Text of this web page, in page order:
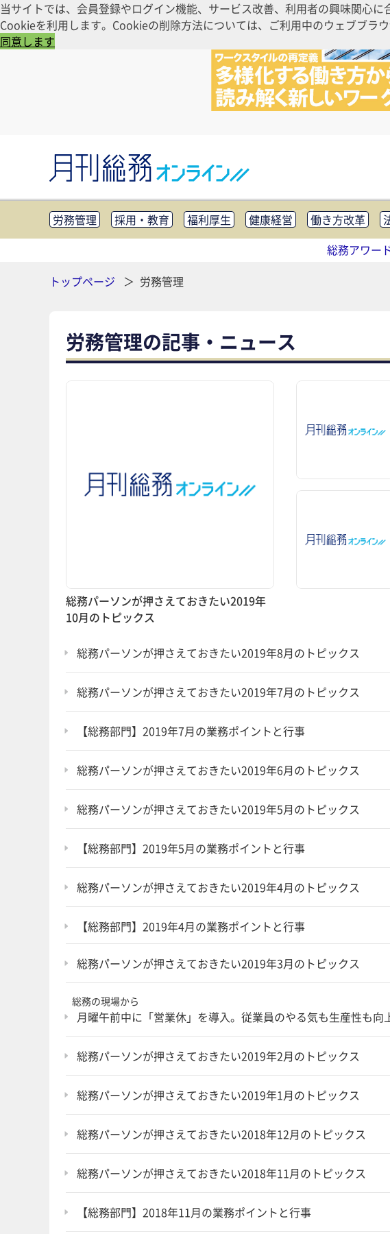
当サイトでは、会員登録やログイン機能、サービス改善、利用者の興味関心
Cookieを利用します。Cookieの削除方法については、ご利用中のウェブブラ
同意します
労務管理 採用・教育 福利厚生 健康経営 働き方改革
知財管理
リスクマネジメント・BCP 社外・社内広報 社外
助成金・補助金・コスト
総務アワー
トップページ
労務管理
労務管理の記事・ニュース
総務パーソンが押さえておきたい2019年
10月のトピックス
総務パーソンが押さえておきたい2019年8月のトピックス
総務パーソンが押さえておきたい2019年7月のトピックス
【総務部門】2019年7月の業務ポイントと行事
総務パーソンが押さえておきたい2019年6月のトピックス
総務パーソンが押さえておきたい2019年5月のトピックス
【総務部門】2019年5月の業務ポイントと行事
総務パーソンが押さえておきたい2019年4月のトピックス
【総務部門】2019年4月の業務ポイントと行事
総務パーソンが押さえておきたい2019年3月のトピックス
総務の現場から
月曜午前中に「営業休」を導入。従業員のやる気も生産性も向
総務パーソンが押さえておきたい2019年2月のトピックス
総務パーソンが押さえておきたい2019年1月のトピックス
総務パーソンが押さえておきたい2018年12月のトピックス
総務パーソンが押さえておきたい2018年11月のトピックス
【総務部門】2018年11月の業務ポイントと行事